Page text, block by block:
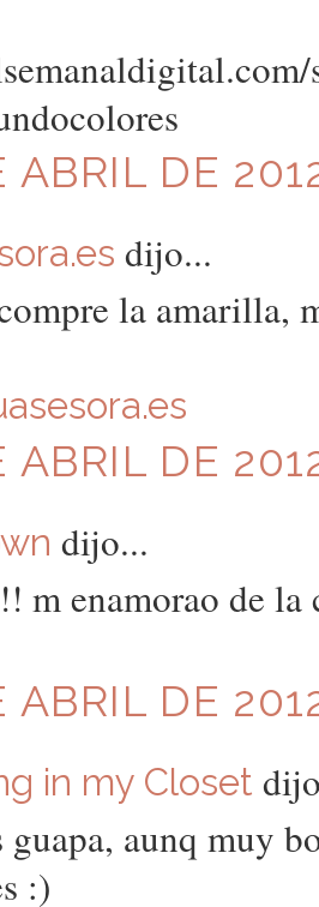
ABRIL DE
dijo...
la amarilla,
ABRIL DE
dijo...
m enamorao de la
ABRIL DE
in my Closet
guapa, aunq muy
:)